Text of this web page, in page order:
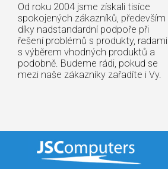
Od roku 2004 jsme získali tisíce
spokojených zákazníků, především
díky nadstandardní podpoře při
řešení problémů s produkty, radami
s výběrem vhodných produktů a
podobně. Budeme rádi, pokud se
mezi naše zákazníky zařadíte i Vy.